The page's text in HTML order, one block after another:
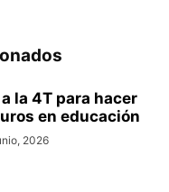
la 4T para hacer
en educación
2026